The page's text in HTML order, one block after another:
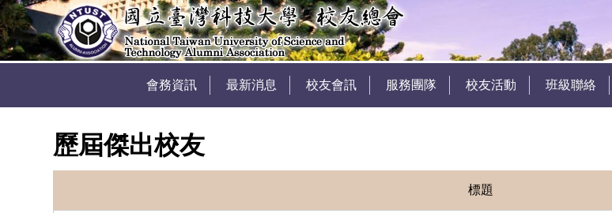
會務資訊 最新消息 校友會訊 服務團隊 校友活動 班級聯絡
歷屆傑出校友
標題